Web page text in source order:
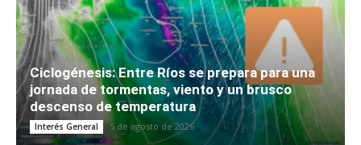
Ciclogénesis: Entre Ríos se prepara para una
jornada de tormentas, viento y un brusco
descenso de temperatura
Interés General 5 de agosto de 2026